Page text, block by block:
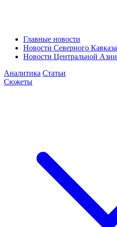
Главные новости
Новости Северного Кавказа
Новости Центральной Азии
Аналитика Статьи
Сюжеты